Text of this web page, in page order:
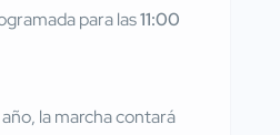
para las11:00
la marcha contará